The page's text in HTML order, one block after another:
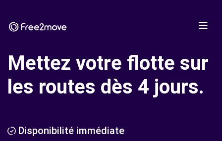
Mettez votre flotte sur
les routes dès 4 jours.
Disponibilité immédiate